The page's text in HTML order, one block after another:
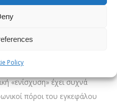
Policy
ή έντονη δημιουργική
συχνά ως υπερ-
συνολική νοημοσύνη, αλλά την
επισημαίνουν,
«ενίσχυση» έχει συχνά
πόροι του εγκεφάλου